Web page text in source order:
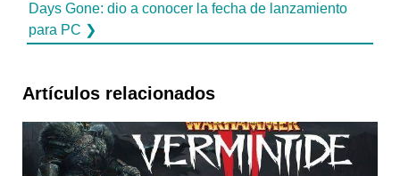
Days Gone: dio a conocer la fecha de lanzamiento
para PC ❯
Artículos relacionados